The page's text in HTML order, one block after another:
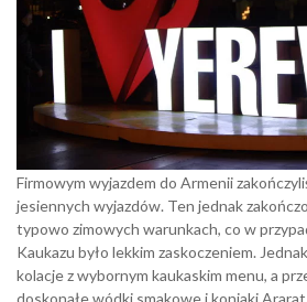
Firmowym wyjazdem do Armenii
jesiennych wyjazdów. Ten jednak
typowo zimowych warunkach, co w
Kaukazu było lekkim zaskoczeniem.
kolacje z wybornym kaukaskim menu, a